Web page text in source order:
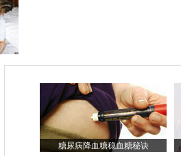
糖尿病降血糖稳血糖秘诀